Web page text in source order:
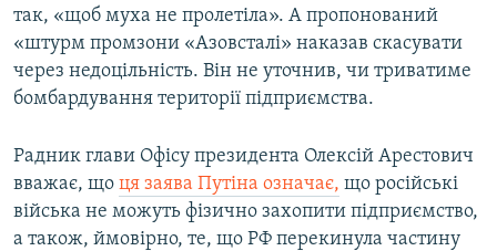
так, «щоб муха не пролетіла». А пропонований
«штурм промзони «Азовсталі» наказав скасувати
через недоцільність. Він не уточнив, чи триватиме
бомбардування території підприємства.
Радник глави Офісу президента Олексій Арестович
вважає, що ця заява Путіна означає, що російські
війська не можуть фізично захопити підприємство,
а також, ймовірно, те, що РФ перекинула частину